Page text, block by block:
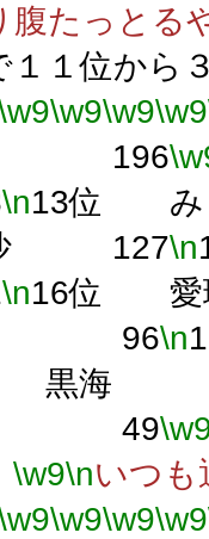
腹たっとる
１１位から
\w9\w9\w9
196
\n13位
127\n
\n16位
96\n
黒海
49
\w9\nいつも
\w9\w9\w9